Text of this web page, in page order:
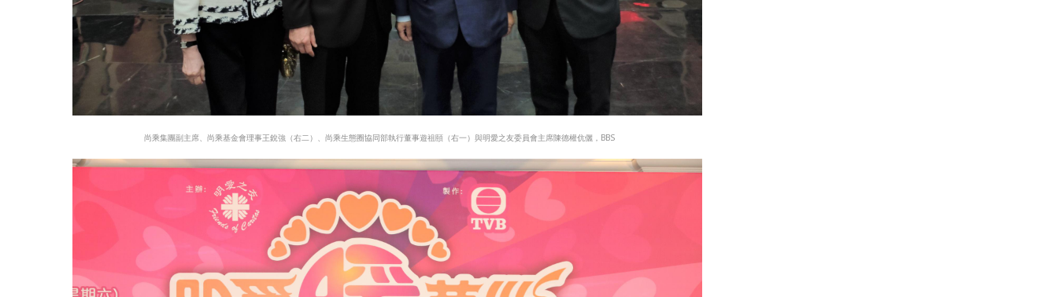
尚乘集團副主席、尚乘基金會理事王銳強（右二）、尚乘生態圈協同部執行董事遊祖頤（右一）與明愛之友委員會主席陳德權伉儷，BBS